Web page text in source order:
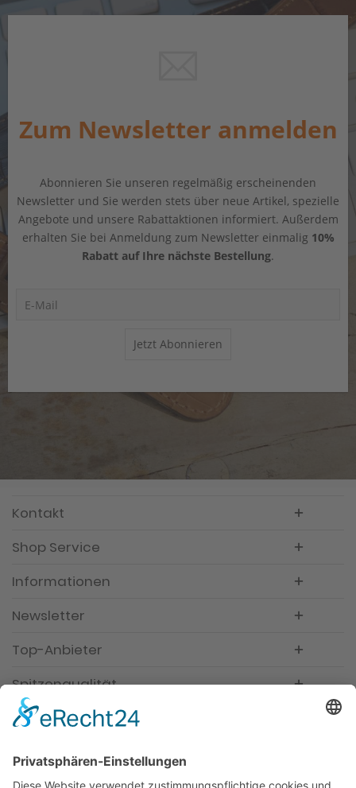
Zum Newsletter anmelden
Abonnieren Sie unseren regelmäßig erscheinenden
Newsletter und Sie werden stets über neue Artikel, spezielle
Angebote und unsere Rabattaktionen informiert. Außerdem
erhalten Sie bei Anmeldung zum Newsletter einmalig 10%
Rabatt auf Ihre nächste Bestellung.
Jetzt Abonnieren
Kontakt
Shop Service
Informationen
Newsletter
Top-Anbieter
Spitzenqualität
Kompetente Beratung
Partner